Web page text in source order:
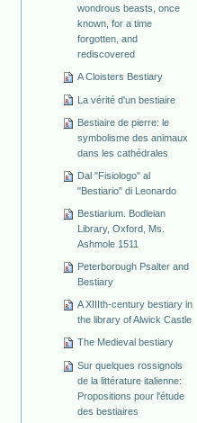
wondrous beasts, once
known, for a time
forgotten, and
rediscovered
A Cloisters Bestiary
La vérité d'un bestiaire
Bestiaire de pierre: le
symbolisme des animaux
dans les cathédrales
Dal "Fisiologo" al
"Bestiario" di Leonardo
Bestiarium. Bodleian
Library, Oxford, Ms.
Ashmole 1511
Peterborough Psalter and
Bestiary
A XIIIth-century bestiary in
the library of Alwick Castle
The Medieval bestiary
Sur quelques rossignols
de la littérature italienne:
Propositions pour l'étude
des bestiaires